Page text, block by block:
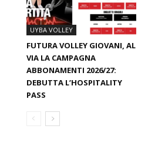
UYBA VOLLEY
FUTURA VOLLEY GIOVANI, AL
VIA LA CAMPAGNA
ABBONAMENTI 2026/27:
DEBUTTA L’HOSPITALITY
PASS